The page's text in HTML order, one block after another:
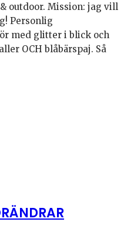
outdoor. Mission: jag vill
Personlig
med glitter i blick och
OCH blåbärspaj. Så